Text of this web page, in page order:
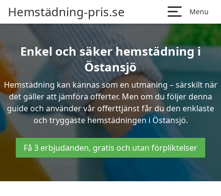
Hemstädning-pris.se Menu
Enkel och säker hemstädning i
Östansjö
Hemstädning kan kännas som en utmaning – särskilt när
det gäller att jämföra offerter. Men om du följer denna
guide och använder vår offerttjänst får du den enklaste
och tryggaste hemstädningen i Östansjö.
Få 3 erbjudanden, gratis och utan förpliktelser